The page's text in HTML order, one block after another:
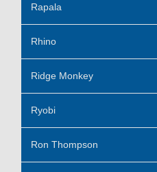
Rapala
Rhino
Ridge Monkey
Ryobi
Ron Thompson